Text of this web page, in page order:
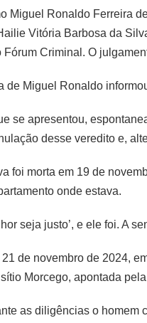
Miguel Ronaldo Ferreira
Vitória Barbosa da
Fórum Criminal. O
de Miguel Ronaldo
se apresentou,
desse veredito e,
foi morta em 19 de
onde estava.
seja justo’, e ele foi. A
de novembro de 2024,
Morcego, apontada
as diligências o homem